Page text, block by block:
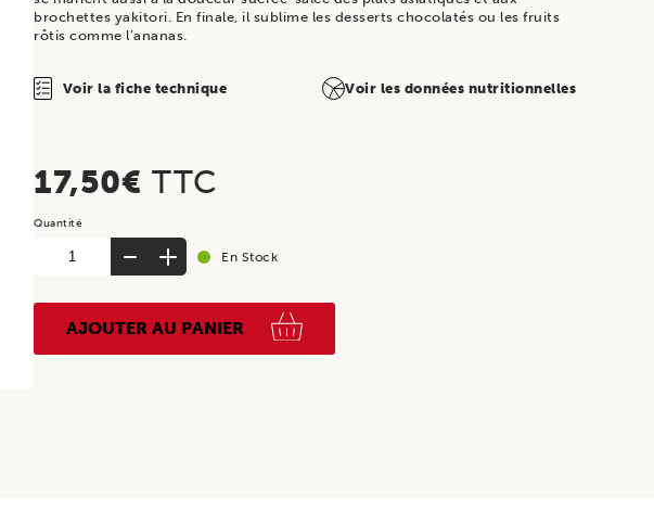
brochettes yakitori. En finale, il sublime les desserts chocolatés ou les fruits
rôtis comme l’ananas.
Voir la fiche technique Voir les données nutritionnelles
17,50€ TTC
quantité
PONT
En Stock
AJOUTER AU PANIER